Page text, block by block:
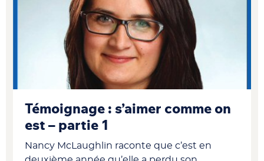
Témoignage : s’aimer comme on
est – partie 1
Nancy McLaughlin raconte que c’est en